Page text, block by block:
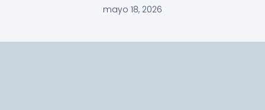
mayo 18, 2026